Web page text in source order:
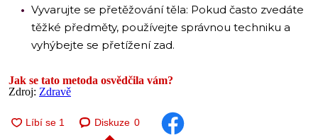
Vyvarujte se přetěžování těla: Pokud často zvedáte
těžké předměty, používejte správnou techniku a
vyhýbejte se přetížení zad.
Jak se tato metoda osvědčila vám?
Zdroj: Zdravě
Diskuze 0